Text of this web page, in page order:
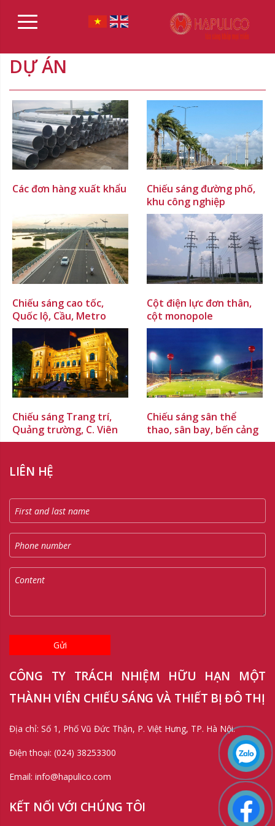
DỰ ÁN
Các đơn hàng xuất khẩu
Chiếu sáng đường phố,
khu công nghiệp
Chiếu sáng cao tốc,
Quốc lộ, Cầu, Metro
Cột điện lực đơn thân,
cột monopole
Chiếu sáng Trang trí,
Quảng trường, C. Viên
Chiếu sáng sân thể
thao, sân bay, bến cảng
LIÊN HỆ
Gửi
CÔNG TY TRÁCH NHIỆM HỮU HẠN MỘT
THÀNH VIÊN CHIẾU SÁNG VÀ THIẾT BỊ ĐÔ THỊ
Địa chỉ: Số 1, Phố Vũ Đức Thận, P. Việt Hưng, TP. Hà Nội.
Điện thoại: (024) 38253300
Email: info@hapulico.com
KẾT NỐI VỚI CHÚNG TÔI